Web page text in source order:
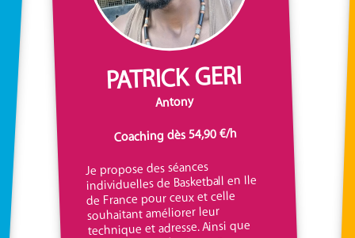
PATRICK GERI
Antony
Coaching dès 54,90 €/h
Je propose des séances
individuelles de Basketball en Ile
de France pour ceux et celle
souhaitant améliorer leur
technique et adresse. Ainsi que